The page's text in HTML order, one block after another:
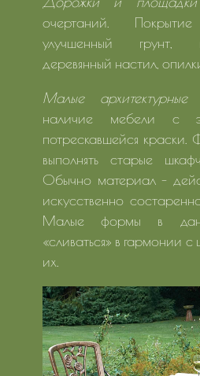
очертаний.
улучшенный грунт,
деревянный настил,
Малые
наличие мебели с
потрескавшейся краски.
выполнять старые
Обычно материал -
искусственно
Малые формы в
«сливаться» в гармонии с
их.